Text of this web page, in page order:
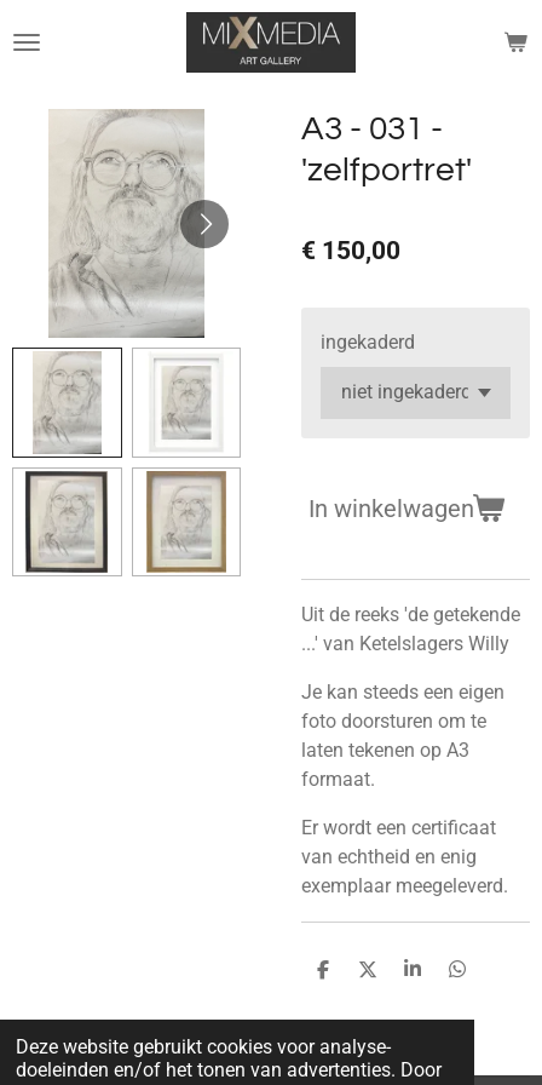
Deze website gebruikt cookies voor analyse-
doeleinden en/of het tonen van advertenties. Door
direct
hoofdinhoud
A3 - 031 -
'zelfportret'
€ 150,00
ingekaderd
In winkelwagen
Uit de reeks 'de getekende
...' van Ketelslagers Willy
Je kan steeds een eigen
foto doorsturen om te
laten tekenen op A3
formaat.
Er wordt een certificaat
van echtheid en enig
exemplaar meegeleverd.
D
l
e
n
D
e
l
S
a
e
D
l